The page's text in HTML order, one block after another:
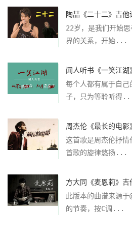
陶喆《二十二》吉
22岁，是我们开始
界的关系，开始...
闻人听书《一笑江
每个人都有属于自己
子，只为等聆听得
周杰伦《最长的电
这首歌是周杰伦抒
首歌的旋律悠扬...
方大同《麦恩莉》
此版本的曲谱来源于
的节奏，按C调...